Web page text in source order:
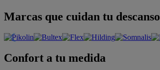
Marcas que cuidan tu descanso
Confort a tu medida